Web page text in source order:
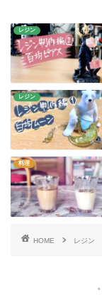
レジン
レジン
料理
HOME レジン